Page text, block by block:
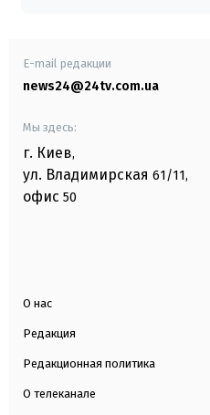
E-mail редакции
news24@24tv.com.ua
Мы здесь:
г. Киев,
ул. Владимирская 61/11,
офис 50
О нас
Редакция
Редакционная политика
О телеканале